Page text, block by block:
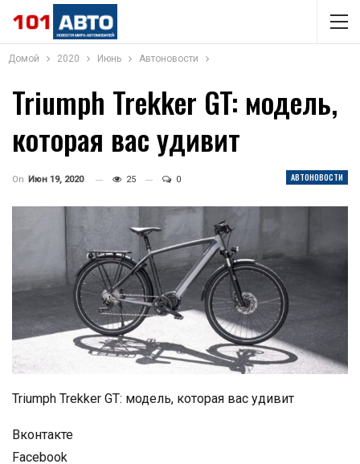
Домой 2020 Июнь Автоновости
Triumph Trekker GT: модель,
которая вас удивит
АВТОНОВОСТИ
On Июн 19, 2020 25 0
Triumph Trekker GT: модель, которая вас удивит
Вконтакте
Facebook